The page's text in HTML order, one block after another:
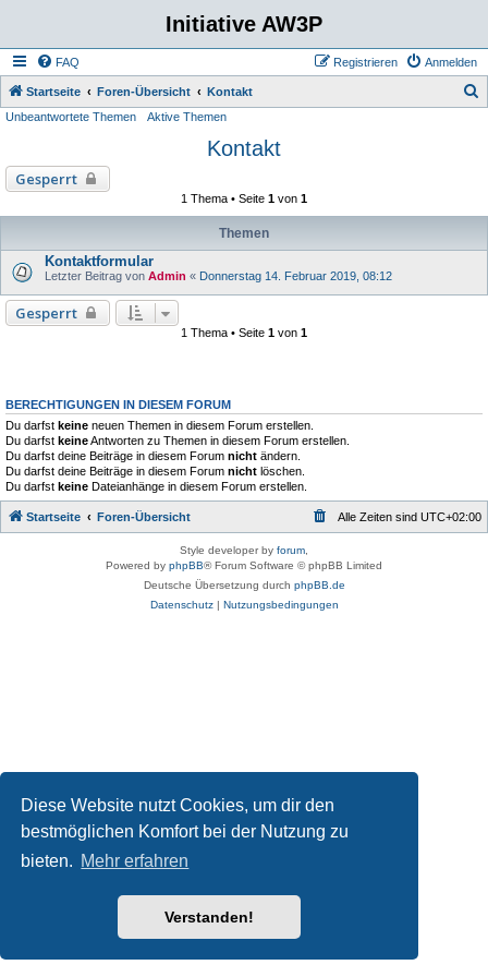
Diese Website nutzt Cookies, um dir den
bestmöglichen Komfort bei der Nutzung zu
bieten. Mehr erfahren
Verstanden!
Initiative AW3P
FAQ Anmelden
Registrieren
Startseite Foren-Übersicht Kontakt
Unbeantwortete Themen Aktive Themen
Kontakt
Gesperrt
1 Thema • Seite 1 von 1
Themen
Kontaktformular
Letzter Beitrag von Admin « Donnerstag 14. Februar 2019, 08:12
Gesperrt
1 Thema • Seite 1 von 1
BERECHTIGUNGEN IN DIESEM FORUM
Du darfst keine neuen Themen in diesem Forum erstellen.
Du darfst keineAntworten zu Themen in diesem Forum erstellen.
Du darfst deine Beiträge in diesem Forum nicht ändern.
Du darfst deine Beiträge in diesem Forum nicht löschen.
Du darfst keine Dateianhänge in diesem Forum erstellen.
Startseite Foren-Übersicht Alle Zeiten sind UTC+02:00
Style developer by forum
Powered by phpBB® Forum Software © phpBB Limited
Deutsche Übersetzung durch phpBB.de
Datenschutz| Nutzungsbedingungen